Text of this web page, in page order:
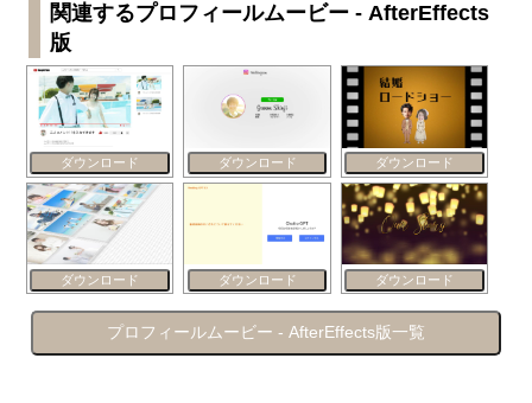
関連するプロフィールムービー - AfterEffects
版
ダウンロード ダウンロード ダウンロード
ダウンロード ダウンロード ダウンロード
プロフィールムービー - AfterEffects版一覧